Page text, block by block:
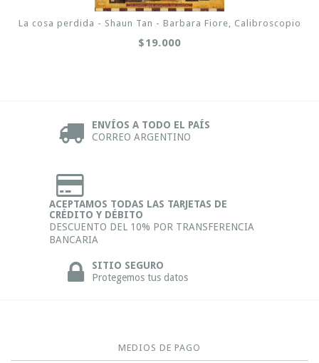
La cosa perdida - Shaun Tan - Barbara Fiore, Calibroscopio
$19.000
ENVÍOS A TODO EL PAÍS
CORREO ARGENTINO
ACEPTAMOS TODAS LAS TARJETAS DE
CRÉDITO Y DÉBITO
DESCUENTO DEL 10% POR TRANSFERENCIA
BANCARIA
SITIO SEGURO
Protegemos tus datos
MEDIOS DE PAGO